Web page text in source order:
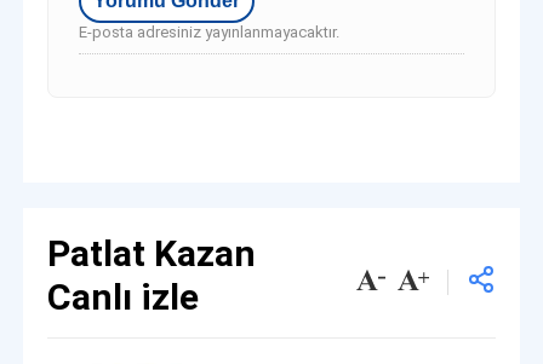
E-posta adresiniz yayınlanmayacaktır.
Patlat Kazan
Canlı izle